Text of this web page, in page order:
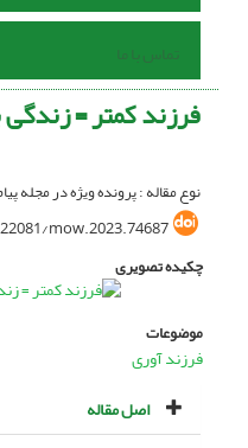
تماس با ما
فرزند کمتر =
نوع مقاله : پرونده ویژه در مجله
mow.2023.74687
چکیده تصویری
موضوعات
فرزند آوری
اصل مقاله